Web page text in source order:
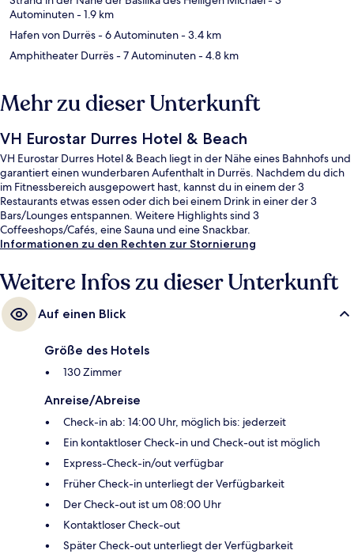
Autominuten- 1.9 km
Hafen von Durrës- 6 Autominuten- 3.4 km
Amphitheater Durrës- 7 Autominuten- 4.8 km
Mehr zu dieser Unterkunft
VH Eurostar Durres Hotel & Beach
VH Eurostar Durres Hotel & Beach liegt in der Nähe eines Bahnhofs und
garantiert einen wunderbaren Aufenthalt in Durrës. Nachdem du dich
im Fitnessbereich ausgepowert hast, kannst du in einem der 3
Restaurants etwas essen oder dich bei einem Drink in einer der 3
Bars/Lounges entspannen. Weitere Highlights sind 3
Coffeeshops/Cafés, eine Sauna und eine Snackbar.
Informationen zu den Rechten zur Stornierung
Weitere Infos zu dieser Unterkunft
Auf einen Blick
Größe des Hotels
130 Zimmer
Anreise/Abreise
Check-in ab: 14:00 Uhr, möglich bis: jederzeit
Ein kontaktloser Check-in und Check-out ist möglich
Express-Check-in/out verfügbar
Früher Check-in unterliegt der Verfügbarkeit
Der Check-out ist um 08:00 Uhr
Kontaktloser Check-out
Später Check-out unterliegt der Verfügbarkeit